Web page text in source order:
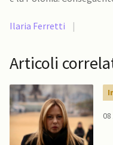
Ilaria Ferretti |
Articoli